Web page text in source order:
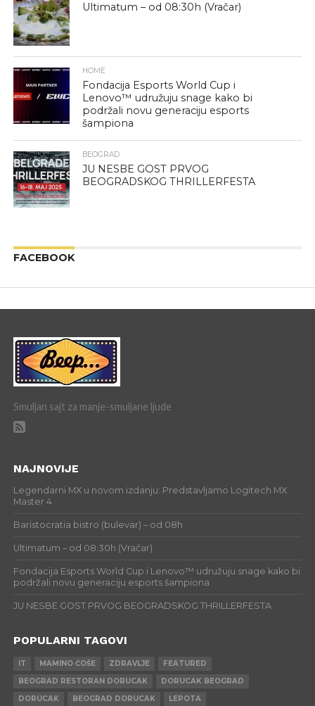
Ultimatum – od 08:30h (Vračar)
HOME
Fondacija Esports World Cup i
Lenovo™ udružuju snage kako bi
podržali novu generaciju esports
šampiona
BEOGRAD
JU NESBE GOST PRVOG
BEOGRADSKOG THRILLERFESTA
FACEBOOK
Smuljan sajt za manje-smuljane ljude
NAJNOVIJE
Legendarni MX u novom izdanju: Predstavljamo Logitech MX
Master 4
Baristocratia bistro (bulevar) – od 08h
Ultimatum – od 08:30h (Vračar)
Fondacija Esports World Cup i Lenovo™ udružuju snage kako bi
podržali novu generaciju esports šampiona
JU NESBE GOST PRVOG BEOGRADSKOG THRILLERFESTA
POPULARNI TAGOVI
IT MAMINO ĆOŠE ZDRAVLJE
FEATURED
BEOGRAD RESTORAN DORUCAK
DORUCAK BEOGRAD
DORUCAK
BEOGRAD DORUCAK LEPOTA